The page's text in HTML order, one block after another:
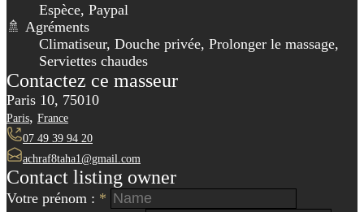
Espèce, Paypal
🚿 Agréments
Climatiseur, Douche privée, Prolonger le massage,
Serviettes chaudes
Contactez ce masseur
Paris 10, 75010
Paris, France
07 49 39 94 20
achraf8taha1@gmail.com
Contact listing owner
Votre prénom : *